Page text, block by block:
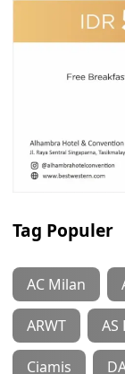
Tag Populer
AC Milan
ARWT AS
Ciamis